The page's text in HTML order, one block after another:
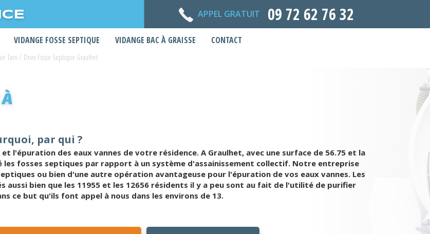
APPEL GRATUIT 09 72 62 76 32
VIDANGE FOSSE SEPTIQUE VIDANGE BAC À GRAISSE CONTACT
Tarn / Devis Fosse Septique Graulhet
par qui ?
l'épuration des eaux vannes de votre résidence. A Graulhet, avec une surface de 56.75 et la
fosses septiques par rapport à un système d'assainissement collectif. Notre entreprise
ou bien d'une autre opération avantageuse pour l'épuration de vos eaux vannes. Les
aussi bien que les 11955 et les 12656 résidents il y a peu sont au fait de l'utilité de purifier
ce but qu'ils font appel à nous dans les environs de 13.